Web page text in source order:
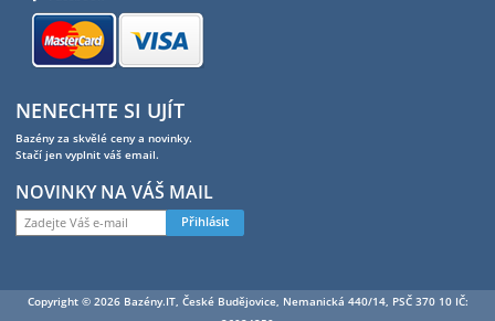
NENECHTE SI UJÍT
Bazény za skvělé ceny a novinky.
Stačí jen vyplnit váš email.
NOVINKY NA VÁŠ MAIL
Přihlásit
Copyright © 2026 Bazény.IT, České Budějovice, Nemanická 440/14, PSČ 370 10 IČ: